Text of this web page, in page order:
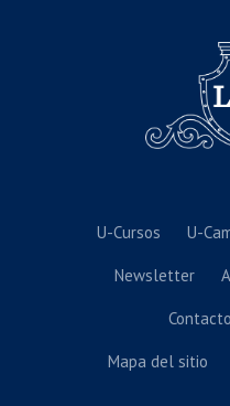
U-Cursos U-
Newsletter
Contacto
Mapa del sitio